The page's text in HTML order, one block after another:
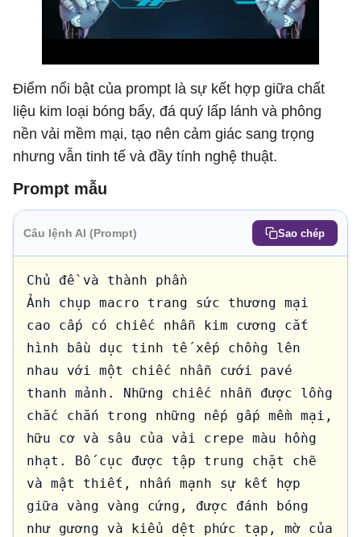
Điểm nổi bật của prompt là sự kết hợp giữa chất
liệu kim loại bóng bẩy, đá quý lấp lánh và phông
nền vải mềm mại, tạo nên cảm giác sang trọng
nhưng vẫn tinh tế và đầy tính nghệ thuật.
Prompt mẫu
Câu lệnh AI (Prompt) Sao chép
Chủ đề và thành phần
Ảnh chụp macro trang sức thương mại
cao cấp có chiếc nhẫn kim cương cắt
hình bầu dục tinh tế xếp chồng lên
nhau với một chiếc nhẫn cưới pavé
thanh mảnh. Những chiếc nhẫn được lồng
chắc chắn trong những nếp gấp mềm mại,
hữu cơ và sâu của vải crepe màu hồng
nhạt. Bố cục được tập trung chặt chẽ
và mật thiết, nhấn mạnh sự kết hợp
giữa vàng vàng cứng, được đánh bóng
như gương và kiểu dệt phức tạp, mờ của